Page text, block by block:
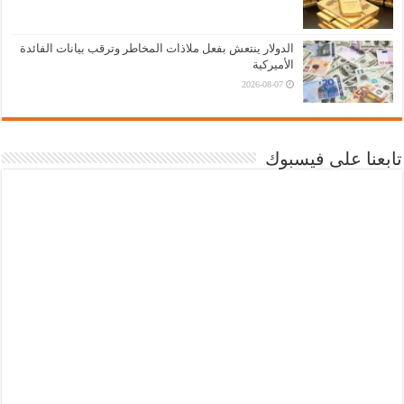
الدولار ينتعش بفعل ملاذات المخاطر وترقب بيانات الفائدة
الأميركية
2026-08-07
تابعنا على فيسبوك